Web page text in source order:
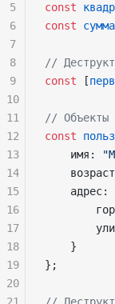
const
const сумма
//
const [
// Объекты
const
    имя:
адрес:
    }
};
5
6
7
8
9
10
11
12
13
14
15
16
17
18
19
20